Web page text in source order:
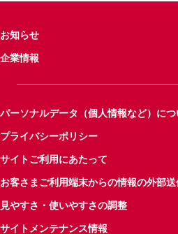
お知らせ
企業情報
パーソナルデータ（個人情報など）につ
プライバシーポリシー
サイトご利用にあたって
お客さまご利用端末からの情報の外部
見やすさ・使いやすさの調整
サイトメンテナンス情報